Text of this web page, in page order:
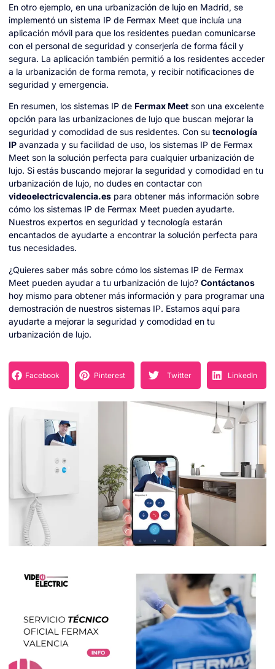
En otro ejemplo, en una urbanización de lujo en Madrid, se
implementó un sistema IP de Fermax Meet que incluía una
aplicación móvil para que los residentes puedan comunicarse
con el personal de seguridad y conserjería de forma fácil y
segura. La aplicación también permitió a los residentes acceder
a la urbanización de forma remota, y recibir notificaciones de
seguridad y emergencia.
En resumen, los sistemas IP de Fermax Meet son una excelente
opción para las urbanizaciones de lujo que buscan mejorar la
seguridad y comodidad de sus residentes. Con su tecnología
IP avanzada y su facilidad de uso, los sistemas IP de Fermax
Meet son la solución perfecta para cualquier urbanización de
lujo. Si estás buscando mejorar la seguridad y comodidad en tu
urbanización de lujo, no dudes en contactar con
videoelectricvalencia.es para obtener más información sobre
cómo los sistemas IP de Fermax Meet pueden ayudarte.
Nuestros expertos en seguridad y tecnología estarán
encantados de ayudarte a encontrar la solución perfecta para
tus necesidades.
¿Quieres saber más sobre cómo los sistemas IP de Fermax
Meet pueden ayudar a tu urbanización de lujo? Contáctanos
hoy mismo para obtener más información y para programar una
demostración de nuestros sistemas IP. Estamos aquí para
ayudarte a mejorar la seguridad y comodidad en tu
urbanización de lujo.
Facebook Pinterest Twitter LinkedIn